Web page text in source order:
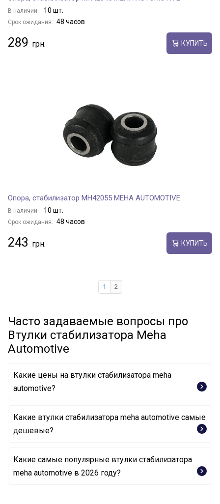
В наличии: 10 шт.
Срок ожидания: 48 часов
289 КУПИТЬ
Опора, стабилизатор MH42055 MEHA AUTOMOTIVE
В наличии: 10 шт.
Срок ожидания: 48 часов
243 КУПИТЬ
1 2
Часто задаваемые вопросы про
Втулки стабилизатора Meha
Automotive
Какие цены на втулки стабилизатора meha
automotive?
Какие втулки стабилизатора meha automotive самые
дешевые?
Опора, стабилизатор MH31064 MEHA AUTOMOTIVE
Какие самые популярные втулки стабилизатора
meha automotive в 2026 году?